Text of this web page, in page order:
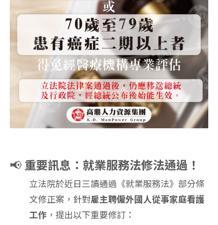
📢 重要訊息：就業服務法修法通過！
立法院於近日三讀通過《就業服務法》部分條
文修正案，針對雇主聘僱外國人從事家庭看護
工作 ，提出以下重要修訂：